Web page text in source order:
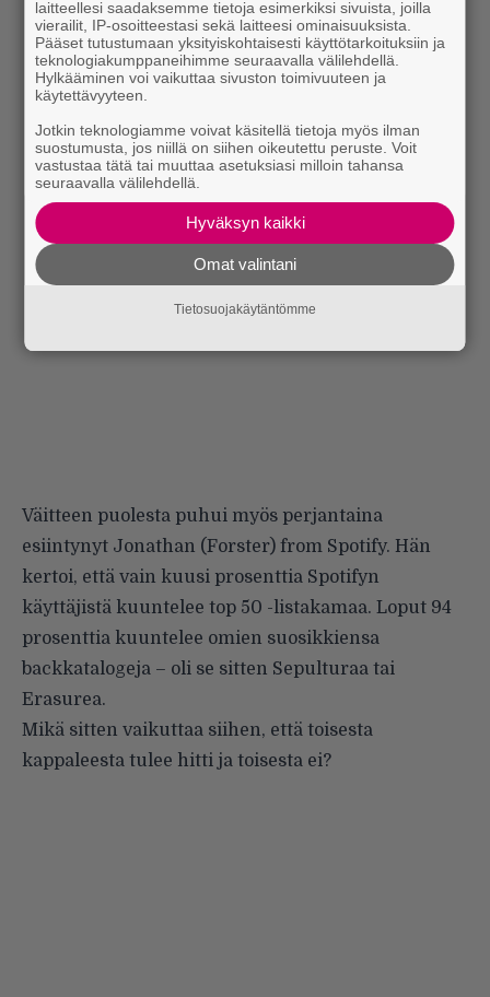
Väitteen puolesta puhui myös perjantaina
esiintynyt Jonathan (Forster) from Spotify. Hän
kertoi, että vain kuusi prosenttia Spotifyn
käyttäjistä kuuntelee top 50 -listakamaa. Loput 94
prosenttia kuuntelee omien suosikkiensa
backkatalogeja – oli se sitten Sepulturaa tai
Erasurea.
Mikä sitten vaikuttaa siihen, että toisesta
kappaleesta tulee hitti ja toisesta ei?
laitteellesi saadaksemme tietoja esimerkiksi sivuista, joilla
vierailit, IP-osoitteestasi sekä laitteesi ominaisuuksista.
Pääset tutustumaan yksityiskohtaisesti käyttötarkoituksiin ja
teknologiakumppaneihimme seuraavalla välilehdellä.
Hylkääminen voi vaikuttaa sivuston toimivuuteen ja
käytettävyyteen.
Jotkin teknologiamme voivat käsitellä tietoja myös ilman
suostumusta, jos niillä on siihen oikeutettu peruste. Voit
vastustaa tätä tai muuttaa asetuksiasi milloin tahansa
seuraavalla välilehdellä.
Hyväksyn kaikki
Omat valintani
Tietosuojakäytäntömme